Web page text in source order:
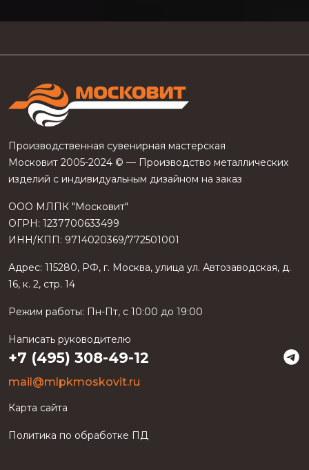
Производственная сувенирная мастерская
Московит 2005-2024 © — Производство металлических
изделий с индивидуальным дизайном на заказ
ООО МЛПК "Московит"
ОГРН: 1237700633499
ИНН/КПП: 9714020369/772501001
Адрес: 115280, РФ, г. Москва, улица ул. Автозаводская, д.
16, к. 2, стр. 14
Режим работы: Пн-Пт, с 10:00 до 19:00
Написать руководителю
+7 (495) 308-49-12
mail@mlpkmoskovit.ru
Карта сайта
Политика по обработке ПД